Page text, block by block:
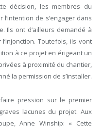
décision, les membres du
de s’engager dans
Ils ont d’ailleurs demandé à
Toutefois, ils vont
à ce projet en érigeant un
à proximité du chantier,
la permission de s’installer.
pression sur le premier
lacunes du projet. Aux
Anne Winship: « Cette